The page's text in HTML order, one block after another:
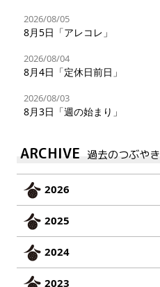
2026/08/05
8月5日「アレコレ」
2026/08/04
8月4日「定休日前日」
2026/08/03
8月3日「週の始まり」
ARCHIVE 過去のつぶやき
2026
2025
2024
2023